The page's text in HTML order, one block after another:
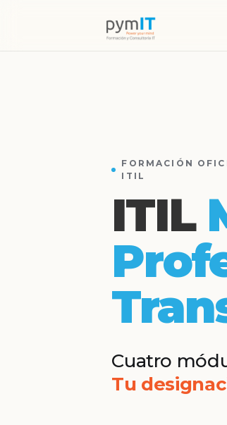
FORMACIÓN
ITIL
ITIL
Cuatro
Tu